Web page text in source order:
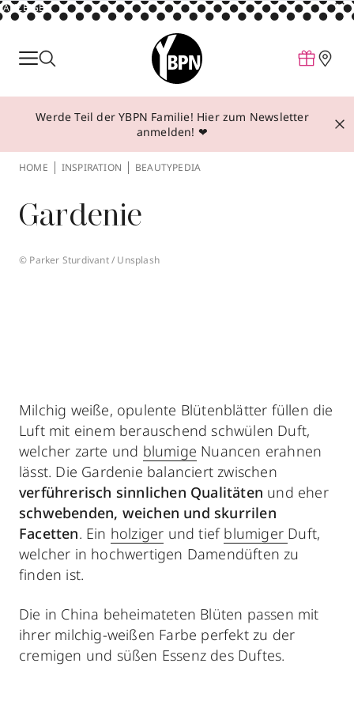
ANZEIGE
Parfum
Make-up
Behandlungen
Über YBPN
Aktionen
Werde Teil der YBPN Familie! Hier zum Newsletter
anmelden! ❤
HOME INSPIRATION BEAUTYPEDIA
Gardenie
© Parker Sturdivant / Unsplash
Milchig weiße, opulente Blütenblätter füllen die
Luft mit einem berauschend schwülen Duft,
welcher zarte und blumige Nuancen erahnen
lässt. Die Gardenie balanciert zwischen
verführerisch sinnlichen Qualitäten und eher
schwebenden, weichen und skurrilen
Facetten. Ein holziger und tief blumiger Duft,
welcher in hochwertigen Damendüften zu
finden ist.
Die in China beheimateten Blüten passen mit
ihrer milchig-weißen Farbe perfekt zu der
cremigen und süßen Essenz des Duftes.